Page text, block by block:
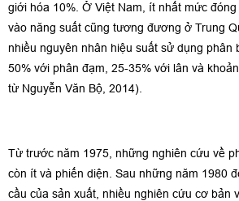
giới hóa 10%. Ở Việt Nam, ít nhất mức
vào năng suất cũng tương đương ở Trung
nhiều nguyên nhân hiệu suất sử dụng phân
50% với phân đạm, 25-35% với lân và
từ Nguyễn Văn Bộ, 2014).
Từ trước năm 1975, những nghiên cứu về
còn ít và phiến diện. Sau những năm 1980
cầu của sản xuất, nhiều nghiên cứu cơ bản